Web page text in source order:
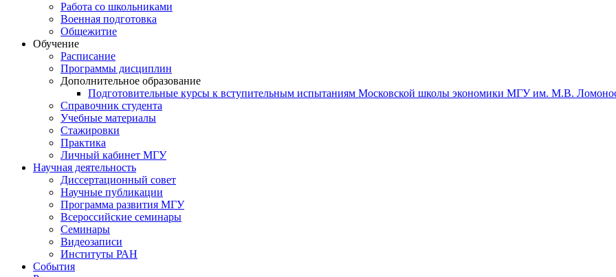
Работа со школьниками
Военная подготовка
Общежитие
Обучение
Расписание
Программы дисциплин
Дополнительное образование
Подготовительные курсы к вступительным испытаниям Московской школы экономики МГУ им. М.В.
Справочник студента
Учебные материалы
Стажировки
Практика
Личный кабинет МГУ
Научная деятельность
Диссертационный совет
Научные публикации
Программа развития МГУ
Всероссийские семинары
Семинары
Видеозаписи
Институты РАН
События